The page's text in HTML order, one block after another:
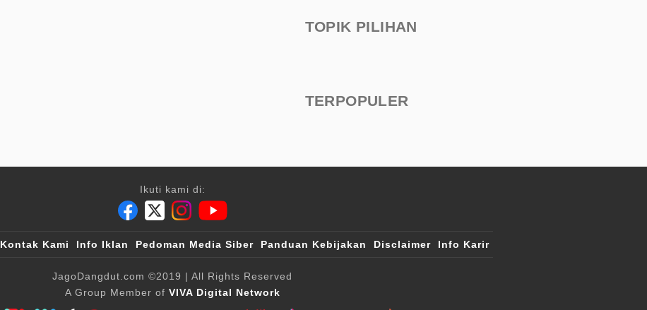
TOPIK PILIHAN
TERPOPULER
Ikuti kami di:
Kontak Kami Info Iklan Pedoman Media Siber Panduan Kebijakan Disclaimer Info Karir
JagoDangdut.com ©2019 | All Rights Reserved
A Group Member of VIVA Digital Network